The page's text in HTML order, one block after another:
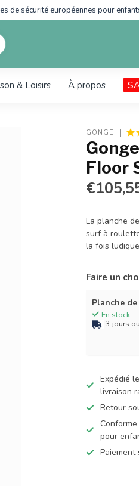
de sécurité européennes pour
& Loisirs À propos
GONGE
Floor
La planche
surf à
la fois
Faire un
Planche
En stock
3 jours
Expédié
livraison
Retour
pour
Paiement